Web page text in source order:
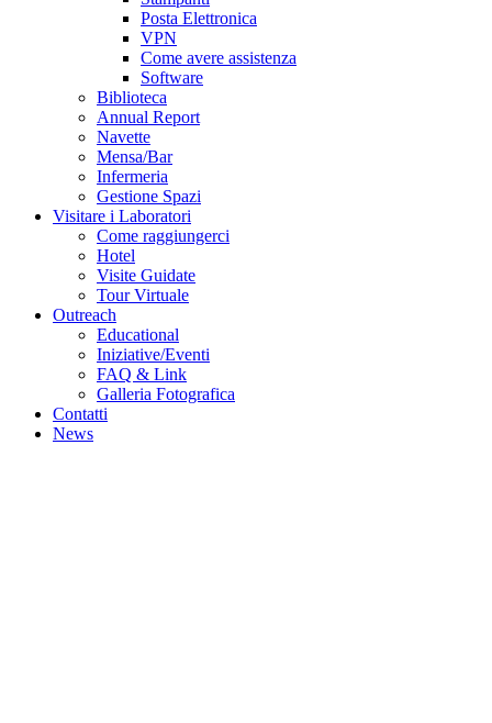
Posta Elettronica
VPN
Come avere assistenza
Software
Biblioteca
Annual Report
Navette
Mensa/Bar
Infermeria
Gestione Spazi
Visitare i Laboratori
Come raggiungerci
Hotel
Visite Guidate
Tour Virtuale
Outreach
Educational
Iniziative/Eventi
FAQ & Link
Galleria Fotografica
Contatti
News